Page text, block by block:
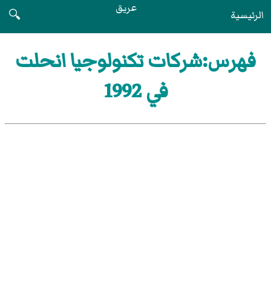
الرئيسية عريق
🔍
فهرس:شركات تكنولوجيا انحلت
في 1992